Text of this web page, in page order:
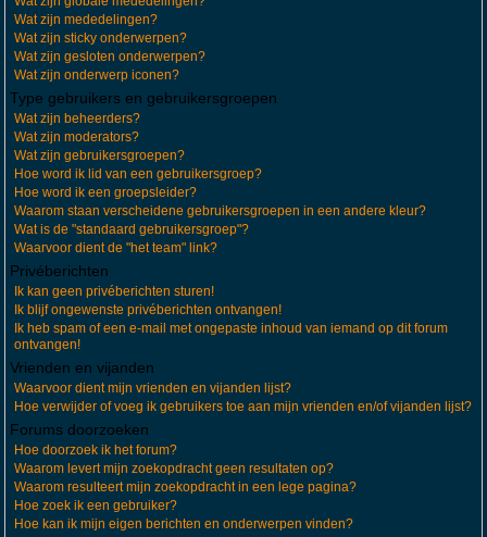
Wat zijn mededelingen?
Wat zijn sticky onderwerpen?
Wat zijn gesloten onderwerpen?
Wat zijn onderwerp iconen?
Type gebruikers en gebruikersgroepen
Wat zijn beheerders?
Wat zijn moderators?
Wat zijn gebruikersgroepen?
Hoe word ik lid van een gebruikersgroep?
Hoe word ik een groepsleider?
Waarom staan verscheidene gebruikersgroepen in een andere kleur?
Wat is de "standaard gebruikersgroep"?
Waarvoor dient de "het team" link?
Privéberichten
Ik kan geen privéberichten sturen!
Ik blijf ongewenste privéberichten ontvangen!
Ik heb spam of een e-mail met ongepaste inhoud van iemand op dit forum
ontvangen!
Vrienden en vijanden
Waarvoor dient mijn vrienden en vijanden lijst?
Hoe verwijder of voeg ik gebruikers toe aan mijn vrienden en/of vijanden lijst?
Forums doorzoeken
Hoe doorzoek ik het forum?
Waarom levert mijn zoekopdracht geen resultaten op?
Waarom resulteert mijn zoekopdracht in een lege pagina?
Hoe zoek ik een gebruiker?
Hoe kan ik mijn eigen berichten en onderwerpen vinden?